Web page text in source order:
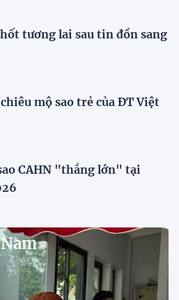
"khổ luyện" dưới nắng gắt tại
HLV Kim Sang-sik: "Tuyển Việt
Nam sẽ mang sự tự tin này vào
23:26 24/07/2026
Tiền đạo Đình Bắc: "Chiến
thắng này là thành quả của cả